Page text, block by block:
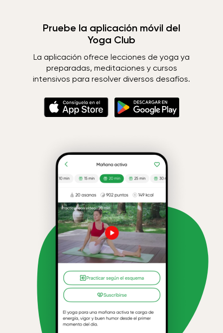
Pruebe la aplicación móvil del
Yoga Club
La aplicación ofrece lecciones de yoga ya
preparadas, meditaciones y cursos
intensivos para resolver diversos desafíos.